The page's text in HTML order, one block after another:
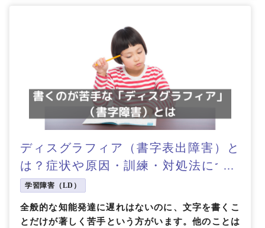
ディスグラフィア（書字表出障害）と
は？症状や原因・訓練・対処法につい
て
学習障害（LD）
全般的な知能発達に遅れはないのに、文字を書くこ
とだけが著しく苦手という方がいます。他のことは